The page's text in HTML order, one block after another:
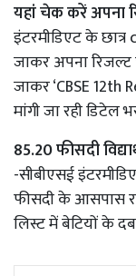
यहां चेक करें अपना
इंटरमीडिएट के छात्र
जाकर अपना
जाकर ‘CBSE
मांगी जा रही
85.20 फीसदी
-सीबीएसई
फीसदी के आसपास
लिस्ट में बेटियों के